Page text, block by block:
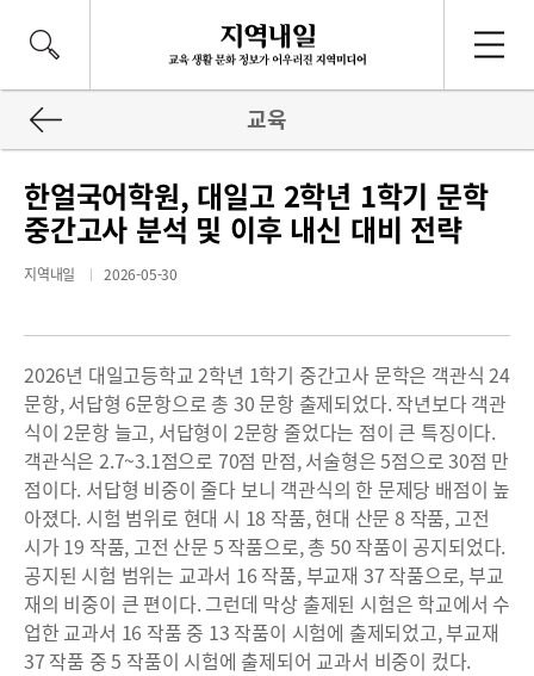
교육
한얼국어학원, 대일고 2학년 1학기 문학
중간고사 분석 및 이후 내신 대비 전략
지역내일 2026-05-30
2026년 대일고등학교 2학년 1학기 중간고사 문학은 객관식 24
문항, 서답형 6문항으로 총 30 문항 출제되었다. 작년보다 객관
식이 2문항 늘고, 서답형이 2문항 줄었다는 점이 큰 특징이다.
객관식은 2.7~3.1점으로 70점 만점, 서술형은 5점으로 30점 만
점이다. 서답형 비중이 줄다 보니 객관식의 한 문제당 배점이 높
아졌다. 시험 범위로 현대 시 18 작품, 현대 산문 8 작품, 고전
시가 19 작품, 고전 산문 5 작품으로, 총 50 작품이 공지되었다.
공지된 시험 범위는 교과서 16 작품, 부교재 37 작품으로, 부교
재의 비중이 큰 편이다. 그런데 막상 출제된 시험은 학교에서 수
업한 교과서 16 작품 중 13 작품이 시험에 출제되었고, 부교재
37 작품 중 5 작품이 시험에 출제되어 교과서 비중이 컸다.